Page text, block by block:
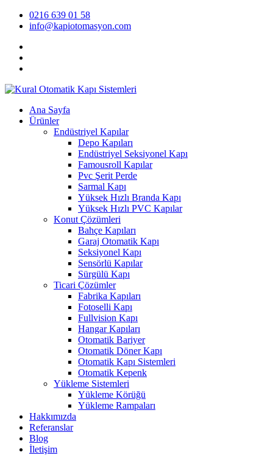
0216 639 01 58
info@kapiotomasyon.com
Ana Sayfa
Ürünler
Endüstriyel Kapılar
Depo Kapıları
Endüstriyel Seksiyonel Kapı
Famousroll Kapılar
Pvc Şerit Perde
Sarmal Kapı
Yüksek Hızlı Branda Kapı
Yüksek Hızlı PVC Kapılar
Konut Çözümleri
Bahçe Kapıları
Garaj Otomatik Kapı
Seksiyonel Kapı
Sensörlü Kapılar
Sürgülü Kapı
Ticari Çözümler
Fabrika Kapıları
Fotoselli Kapı
Fullvision Kapı
Hangar Kapıları
Otomatik Bariyer
Otomatik Döner Kapı
Otomatik Kapı Sistemleri
Otomatik Kepenk
Yükleme Sistemleri
Yükleme Körüğü
Yükleme Rampaları
Hakkımızda
Referanslar
Blog
İletişim